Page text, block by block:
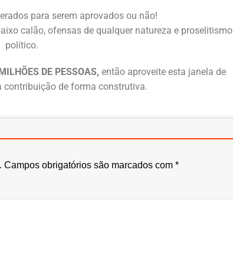
para serem aprovados ou não!
calão, ofensas de qualquer natureza e proselitismo
político.
DE PESSOAS, então aproveite esta janela de
contribuição de forma construtiva.
Campos obrigatórios são marcados com *